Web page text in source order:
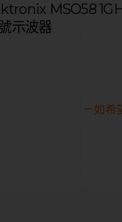
MSO58
示波器
－如希